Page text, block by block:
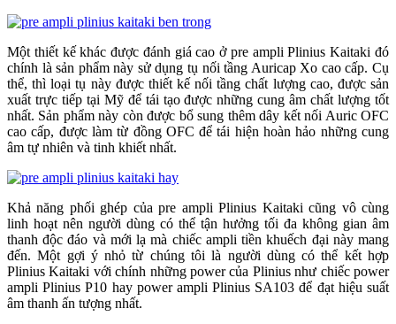
Một thiết kế khác được đánh giá cao ở pre ampli Plinius Kaitaki đó
chính là sản phẩm này sử dụng tụ nối tầng Auricap Xo cao cấp. Cụ
thể, thì loại tụ này được thiết kế nối tầng chất lượng cao, được sản
xuất trực tiếp tại Mỹ để tái tạo được những cung âm chất lượng tốt
nhất. Sản phẩm này còn được bổ sung thêm dây kết nối Auric OFC
cao cấp, được làm từ đồng OFC để tái hiện hoàn hảo những cung
âm tự nhiên và tinh khiết nhất.
Khả năng phối ghép của pre ampli Plinius Kaitaki cũng vô cùng
linh hoạt nên người dùng có thể tận hưởng tối đa không gian âm
thanh độc đáo và mới lạ mà chiếc ampli tiền khuếch đại này mang
đến. Một gợi ý nhỏ từ chúng tôi là người dùng có thể kết hợp
Plinius Kaitaki với chính những power của Plinius như chiếc power
ampli Plinius P10 hay power ampli Plinius SA103 để đạt hiệu suất
âm thanh ấn tượng nhất.